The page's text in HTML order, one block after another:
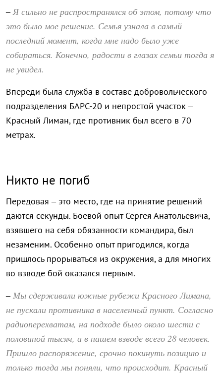
– Я сильно не распространялся об этом, потому что
это было мое решение. Семья узнала в самый
последний момент, когда мне надо было уже
собираться. Конечно, радости в глазах семьи тогда я
не увидел.
Впереди была служба в составе добровольческого
подразделения БАРС-20 и непростой участок –
Красный Лиман, где противник был всего в 70
метрах.
Никто не погиб
Передовая – это место, где на принятие решений
даются секунды. Боевой опыт Сергея Анатольевича,
взявшего на себя обязанности командира, был
незаменим. Особенно опыт пригодился, когда
пришлось прорываться из окружения, а для многих
во взводе бой оказался первым.
–Мы сдерживали южные рубежи Красного Лимана,
не пускали противника в населенный пункт. Согласно
радиоперехватам, на подходе было около шести с
половиной тысяч, а в нашем взводе всего 28 человек.
Пришло распоряжение, срочно покинуть позицию и
только тогда мы поняли, что происходит. Красный